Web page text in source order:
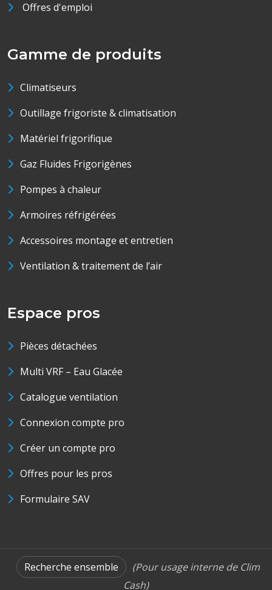
Offres d'emploi
Gamme de produits
Climatiseurs
Outillage frigoriste & climatisation
Matériel frigorifique
Gaz Fluides Frigorigènes
Pompes à chaleur
Armoires réfrigérées
Accessoires montage et entretien
Ventilation & traitement de l’air
Espace pros
Pièces détachées
Multi VRF – Eau Glacée
Catalogue ventilation
Connexion compte pro
Créer un compte pro
Offres pour les pros
Formulaire SAV
Recherche ensemble
(Pour usage interne de Clim
Cash)